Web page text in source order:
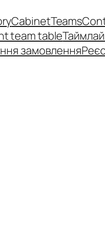
CabinetTeams
team table
замовлення